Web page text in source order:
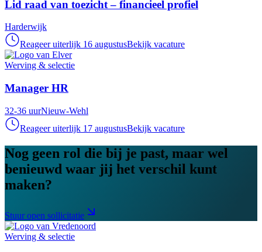
Lid raad van toezicht – financieel profiel
Harderwijk
Reageer uiterlijk 16 augustusBekijk vacature
Werving & selectie
Manager HR
32-36 uurNieuw-Wehl
Reageer uiterlijk 17 augustusBekijk vacature
Nog geen rol die bij je past, maar wel
benieuwd waar jij het verschil kunt
maken?
Stuur open sollicitatie
Werving & selectie